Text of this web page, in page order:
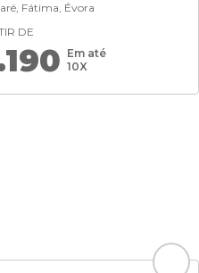
Fátima, Évora
DE
Em até
10X